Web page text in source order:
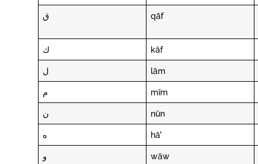
ق qāf
ك kāf
ل lām
م mīm
ن nūn
ه hāʾ
و wāw